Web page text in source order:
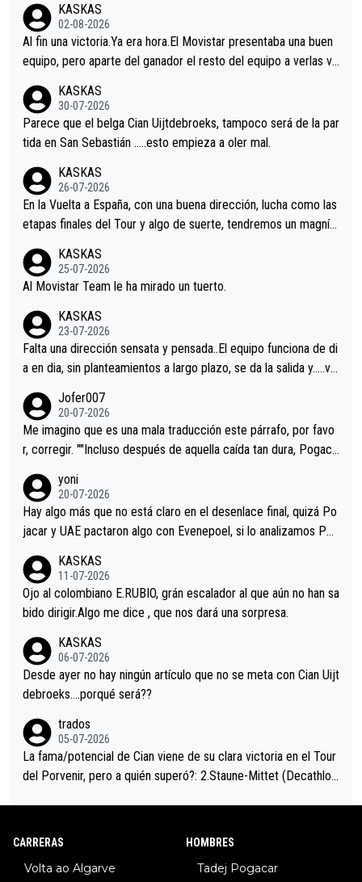
KASKAS
02-08-2026
Al fin una victoria.Ya era hora.El Movistar presentaba una buen
equipo, pero aparte del ganador el resto del equipo a verlas ve
s.La única buena noticia es la mejoría de Enric Más en San Seb
astian.Si en la Vuelta a Burgos sigue la mejoría, podríamos ten
er alguna sorpresa en la Vuelta.Ojalá.
KASKAS
30-07-2026
Parece que el belga Cian Uijtdebroeks, tampoco será de la par
tida en San Sebastián …..esto empieza a oler mal.
KASKAS
26-07-2026
En la Vuelta a España, con una buena dirección, lucha como las
etapas finales del Tour y algo de suerte, tendremos un magnífi
KASKAS
25-07-2026
Al Movistar Team le ha mirado un tuerto.
KASKAS
23-07-2026
Falta una dirección sensata y pensada..El equipo funciona de di
a en dia, sin planteamientos a largo plazo, se da la salida y…..ve
Minguez, Velez etc etc.Me da pena vivir estos momentos tan
tristes sin victorias.
Jofer007
20-07-2026
Me imagino que es una mala traducción este párrafo, por favo
r, corregir. ""Incluso después de aquella caída tan dura, Pogaca
permaneció pegado a su rueda. Parecía increíble la forma en l
a que era capaz de controlar el miedo", recordó."
yoni
20-07-2026
Hay algo más que no está claro en el desenlace final, quizá Po
jacar y UAE pactaron algo con Evenepoel, si lo analizamos Poj
i sin pedalear, luego está el saludo con Evenepoel dándose la
mano de una manera muy fraternal, más allá de los típicos toqu
es en el hombro con que saludaba a Vingegard. Ahí hubo una in
eta, a ver si por querer poner a Del Toro con calzador en posi
ción de podio UAE y Pojacar se van complicar el tour.
KASKAS
11-07-2026
Ojo al colombiano E.RUBIO, grán escalador al que aún no han sa
bido dirigir.Algo me dice , que nos dará una sorpresa.
KASKAS
06-07-2026
Desde ayer no hay ningún artículo que no se meta con Cian Uijt
debroeks….porqué será??
trados
05-07-2026
La fama/potencial de Cian viene de su clara victoria en el Tour
del Porvenir, pero a quién superó?: 2.Staune-Mittet (Decathlon,
CARRERAS
Volta ao Algarve
HOMBRES
Tadej Pogacar